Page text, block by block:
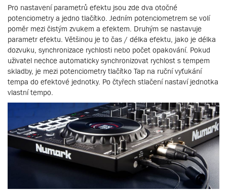
Pro nastavení parametrů efektu jsou zde dva otočné
potenciometry a jedno tlačítko. Jedním potenciometrem se volí
poměr mezi čistým zvukem a efektem. Druhým se nastavuje
parametr efektu. Většinou je to čas / délka efektu, jako je délka
dozvuku, synchronizace rychlosti nebo počet opakování. Pokud
uživatel nechce automaticky synchronizovat rychlost s tempem
skladby, je mezi potenciometry tlačítko Tap na ruční vyťukání
tempa do efektové jednotky. Po čtyřech stlačení nastaví jednotka
vlastní tempo.